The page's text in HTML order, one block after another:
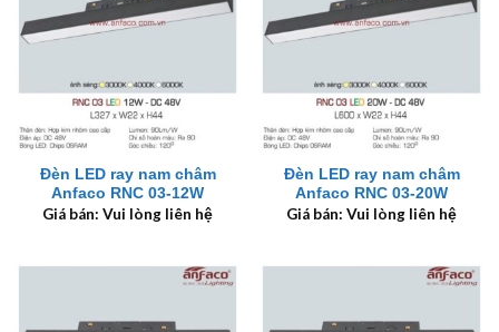
Đèn LED ray nam châm
Anfaco RNC 03-12W
Giá bán: Vui lòng liên hệ
Đèn LED ray nam châm
Anfaco RNC 03-20W
Giá bán: Vui lòng liên hệ